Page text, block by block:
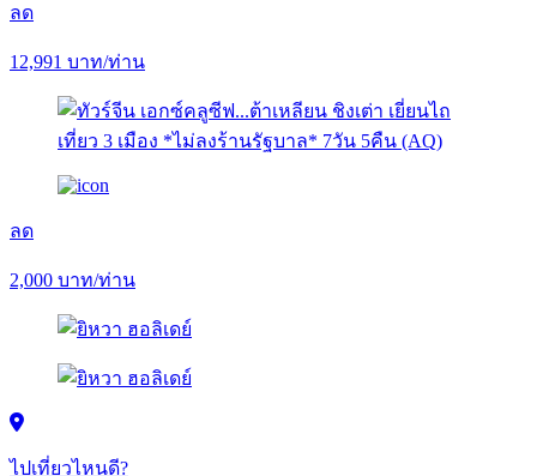
ลด
12,991 บาท/ท่าน
ลด
2,000 บาท/ท่าน
ไปเที่ยวไหนดี?